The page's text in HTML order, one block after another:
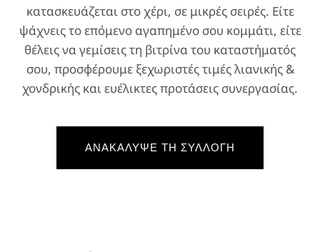
κατασκευάζεται στο χέρι, σε μικρές σειρές. Είτε
ψάχνεις το επόμενο αγαπημένο σου κομμάτι, είτε
θέλεις να γεμίσεις τη βιτρίνα του καταστήματός
σου, προσφέρουμε ξεχωριστές τιμές λιανικής &
χονδρικής και ευέλικτες προτάσεις συνεργασίας.
ΑΝΑΚΑΛΥΨΕ ΤΗ ΣΥΛΛΟΓΗ